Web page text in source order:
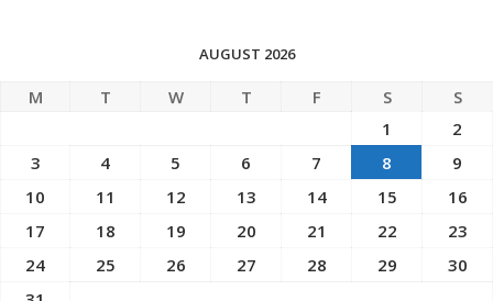
AUGUST 2026
M T W T F S
S
1
2
3
4 5 6 7 8
9
10
11 12 13 14 15
16
17
18 19 20 21 22
23
24
25 26 27 28 29
30